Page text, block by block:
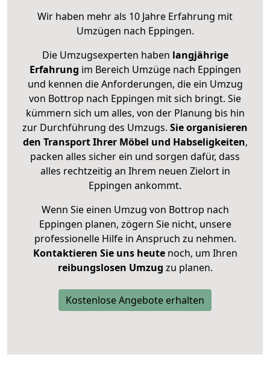
Wir haben mehr als 10 Jahre Erfahrung mit
Umzügen nach Eppingen.
Die Umzugsexperten haben langjährige
Erfahrung im Bereich Umzüge nach Eppingen
und kennen die Anforderungen, die ein Umzug
von Bottrop nach Eppingen mit sich bringt. Sie
kümmern sich um alles, von der Planung bis hin
zur Durchführung des Umzugs. Sie organisieren
den Transport Ihrer Möbel und Habseligkeiten,
packen alles sicher ein und sorgen dafür, dass
alles rechtzeitig an Ihrem neuen Zielort in
Eppingen ankommt.
Wenn Sie einen Umzug von Bottrop nach
Eppingen planen, zögern Sie nicht, unsere
professionelle Hilfe in Anspruch zu nehmen.
Kontaktieren Sie uns heutenoch, um Ihren
reibungslosen Umzug zu planen.
Kostenlose Angebote erhalten